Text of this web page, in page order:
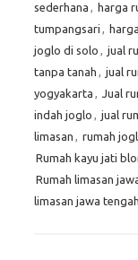
sederhana , harga
tumpangsari ,
joglo di solo , jual
tanpa tanah , jual
yogyakarta , Jual
indah joglo , jual
limasan , rumah
Rumah kayu jati
Rumah limasan
limasan jawa tengah